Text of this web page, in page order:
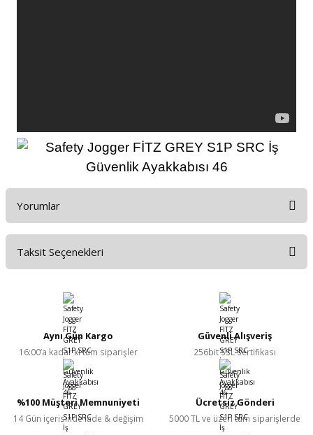
Yorumlar
Taksit Seçenekleri
Aynı Gün Kargo
16:00’a kadar ki tüm siparişler
Güvenli Alışveriş
256bit SSL Sertifikası
%100 Müşteri Memnuniyeti
14 Gün içerisinde iade & değişim
Ücretsiz Gönderi
5000 TL ve üzeri tüm siparişlerde